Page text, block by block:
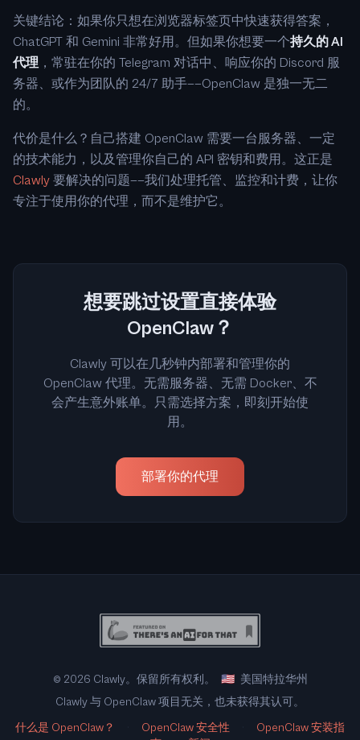
关键结论：如果你只想在浏览器标签页中快速获得答案，
ChatGPT 和 Gemini 非常好用。但如果你想要一个持久的 AI
代理 ，常驻在你的 Telegram 对话中、响应你的 Discord 服
务器、或作为团队的 24/7 助手——OpenClaw 是独一无二
的。
代价是什么？自己搭建 OpenClaw 需要一台服务器、一定
的技术能力，以及管理你自己的 API 密钥和费用。这正是
Clawly 要解决的问题——我们处理托管、监控和计费，让你
专注于使用你的代理，而不是维护它。
想要跳过设置直接体验
OpenClaw？
Clawly 可以在几秒钟内部署和管理你的
OpenClaw 代理。无需服务器、无需 Docker、不
会产生意外账单。只需选择方案，即刻开始使
用。
部署你的代理
© 2026 Clawly。保留所有权利。 🇺🇸 美国特拉华州
Clawly 与 OpenClaw 项目无关，也未获得其认可。
什么是 OpenClaw？
OpenClaw 安全性
OpenClaw 安装指